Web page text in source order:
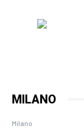
MILANO
Milano